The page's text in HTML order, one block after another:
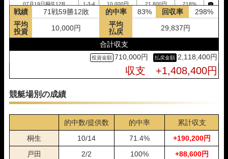
07月19日桐生12R
1-3-4 10,000円 21,800円
218%
07月18日宮島10R
1-2-3 10,000円 10,600円
106%
07月17日住之江12R
10,000円 22,600円
226%
07月16日桐生11R
1-4-3 10,000円 0円
0%
10,000円
1-2-5 10,000円 17,800円
178%
10,000円 17,600円
176%
07月07日桐生12R
07月06日桐生06R
1-5-6 10,000円 0円
0%
07月05日平和島12R
1-2-6 10,000円 44,000円
440%
07月04日桐生11R
1-2-6 10,000円 23,400円
234%
07月03日常滑12R
1-3-2 14,800円
148%
戦績 71戦59勝12敗 的中率 83% 回収率
298%
平均
投資
10,000円
平均
払戻
29,837円
合計収支
710,000円
2,118,400円
収支 +1,408,400円
競艇場別の成績
的中数/提供数 的中率
累計収支
桐生
10/14 71.4%
+190,200円
戸田
2/2 100%
+88,600円